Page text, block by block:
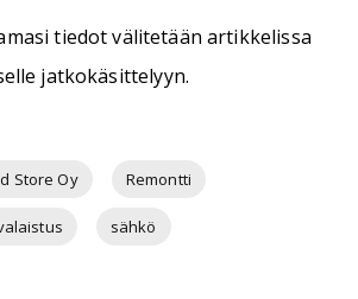
tiedot välitetään artikkelissa
jatkokäsittelyyn.
Store Oy Remontti
sähkö